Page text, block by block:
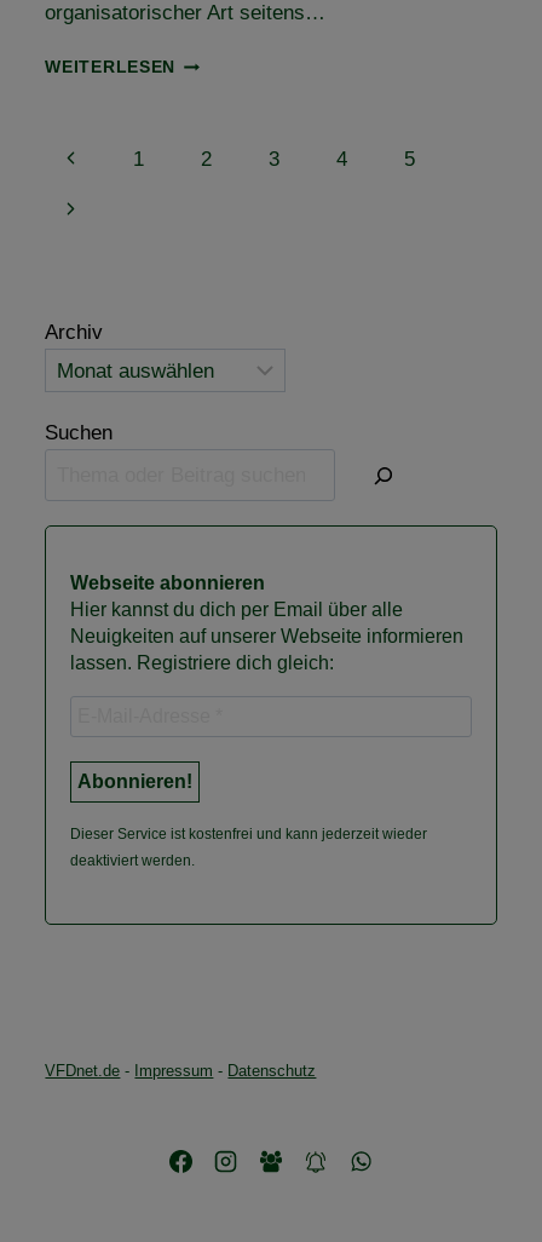
organisatorischer Art seitens…
WEITERLESEN
SCHADE,
MESSE
Seitennavigation
Vorherige
Seite
1 2 3 4 5
Nächste
Archiv
Suchen
Webseite abonnieren
Hier kannst du dich per Email über alle
Neuigkeiten auf unserer Webseite informieren
lassen. Registriere dich gleich:
Dieser Service ist kostenfrei und kann jederzeit wieder
deaktiviert werden.
VFDnet.de - Impressum - Datenschutz